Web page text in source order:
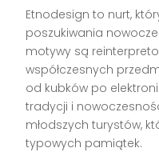
Etnodesign to nurt,
poszukiwania
motywy są
współczesnych
od kubków po
tradycji i
młodszych turystów,
typowych pamiątek.